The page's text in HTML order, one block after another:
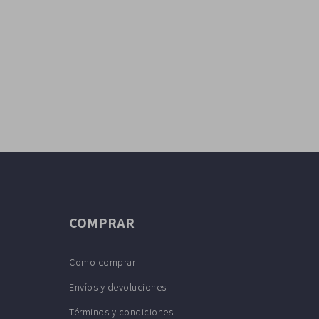
COMPRAR
Como comprar
Envíos y devoluciones
Términos y condiciones